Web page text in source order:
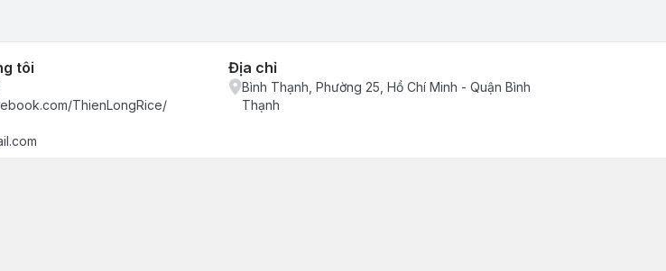
tôi
ThienLongRice/
Địa chỉ
Bình Thạnh, Phường 25, Hồ Chí Minh - Quận Bình
Thạnh